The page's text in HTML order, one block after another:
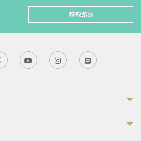
获取路线